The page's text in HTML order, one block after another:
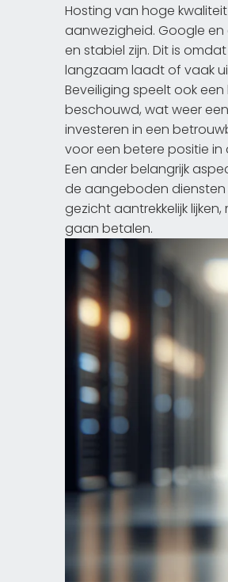
Hosting van hoge
aanwezigheid. Google
en stabiel zijn. Dit is
langzaam laadt of vaak
Beveiliging speelt ook
beschouwd, wat weer
investeren in een
voor een betere positie in
Een ander belangrijk
de aangeboden diensten
gezicht aantrekkelijk
gaan betalen.